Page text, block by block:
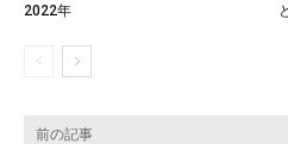
2022年
前の記事